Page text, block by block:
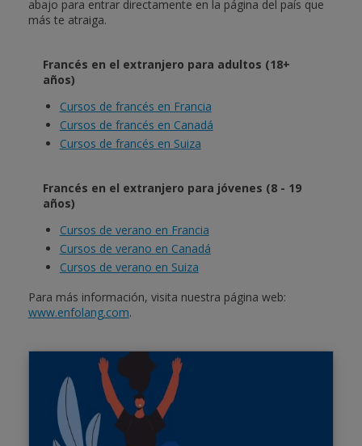
abajo para entrar directamente en la página del país que
más te atraiga.
Francés en el extranjero para adultos (18+
años)
Cursos de francés en Francia
Cursos de francés en Canadá
Cursos de francés en Suiza
Francés en el extranjero para jóvenes (8 - 19
años)
Cursos de verano en Francia
Cursos de verano en Canadá
Cursos de verano en Suiza
Para más información, visita nuestra página web:
www.enfolang.com.